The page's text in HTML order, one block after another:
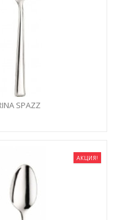
SPAZZ
АКЦИЯ!